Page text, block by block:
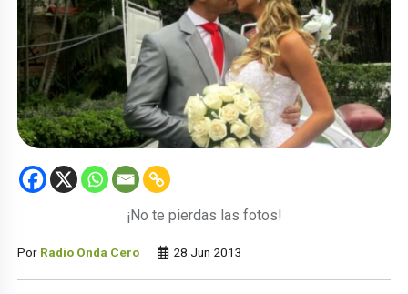
¡No te pierdas las fotos!
Por Radio Onda Cero 28 Jun 2013